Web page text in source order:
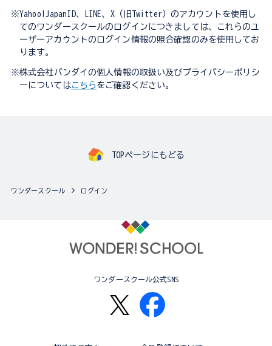
※Yahoo!JapanID、LINE、X（旧Twitter）のアカウントを使用し
てのワンダースクールのログインにつきましては、これらのユ
ーザーアカウントのログイン情報の照合確認のみを使用してお
ります。
※株式会社バンダイの個人情報の取扱い及びプライバシーポリシ
ーについてはこちら をご確認ください。
TOPページにもどる
ワンダースクール ログイン
ワンダースクール公式SNS